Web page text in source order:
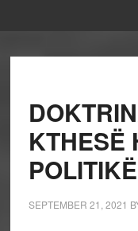
KTHESË
SEPTEMBER 21, 2021